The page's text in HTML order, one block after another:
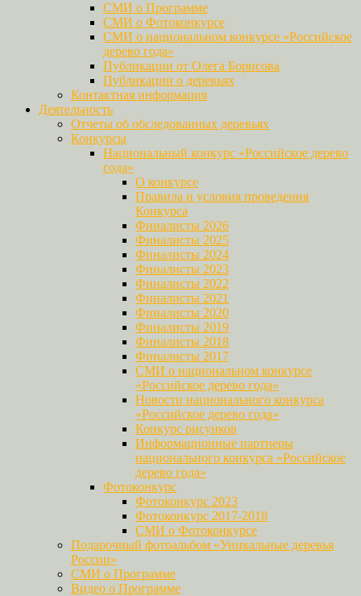
СМИ о Программе
СМИ о Фотоконкурсе
СМИ о национальном конкурсе «Российское
дерево года»
Публикации от Олега Борисова
Публикации о деревьях
Контактная информация
Деятельность
Отчеты об обследованных деревьях
Конкурсы
Национальный конкурс «Российское дерево
года»
О конкурсе
Правила и условия проведения
Конкурса
Финалисты 2026
Финалисты 2025
Финалисты 2024
Финалисты 2023
Финалисты 2022
Финалисты 2021
Финалисты 2020
Финалисты 2019
Финалисты 2018
Финалисты 2017
СМИ о национальном конкурсе
«Российское дерево года»
Новости национального конкурса
«Российское дерево года»
Конкурс рисунков
Информационные партнеры
национального конкурса «Российское
дерево года»
Фотоконкурс
Фотоконкурс 2023
Фотоконкурс 2017-2018
СМИ о Фотоконкурсе
Подарочный фотоальбом «Уникальные деревья
России»
СМИ о Программе
Видео о Программе